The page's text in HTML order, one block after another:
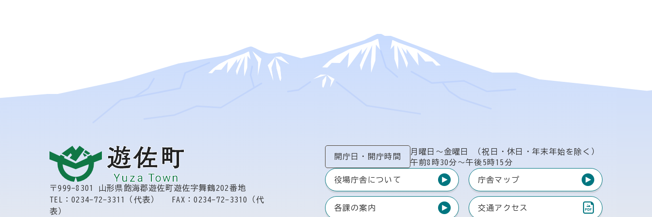
〒999-8301 山形県飽海郡遊佐町遊佐字舞鶴202番地
TEL：0234-72-3311（代表）
FAX：0234-72-3310（代
表）
開庁日 ・ 開庁時間
月曜日〜金曜日
（祝日・休日・年末年始を除く）
午前8時30分〜午後5時15分
役場庁舎について 庁舎マップ
各課の案内 交通アクセス
（PDF）